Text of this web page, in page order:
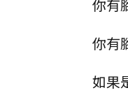
你有
你有
如果